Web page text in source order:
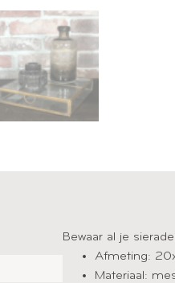
Bewaar al je
Afmeting:
Materiaal: